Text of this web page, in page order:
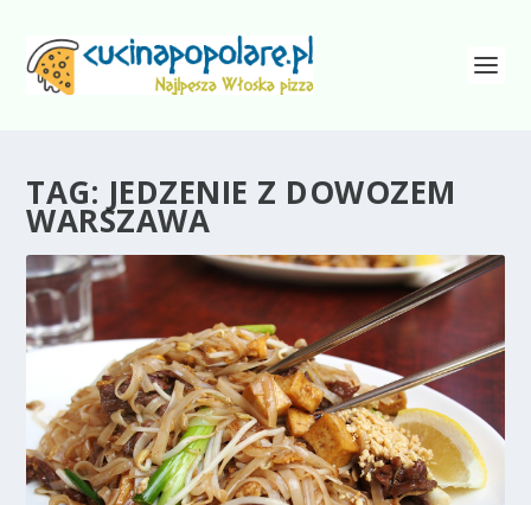
TAG: JEDZENIE Z DOWOZEM
WARSZAWA